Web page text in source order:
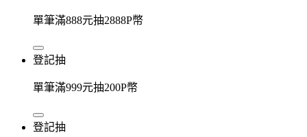
單筆滿888元抽2888P幣
登記抽
單筆滿999元抽200P幣
登記抽